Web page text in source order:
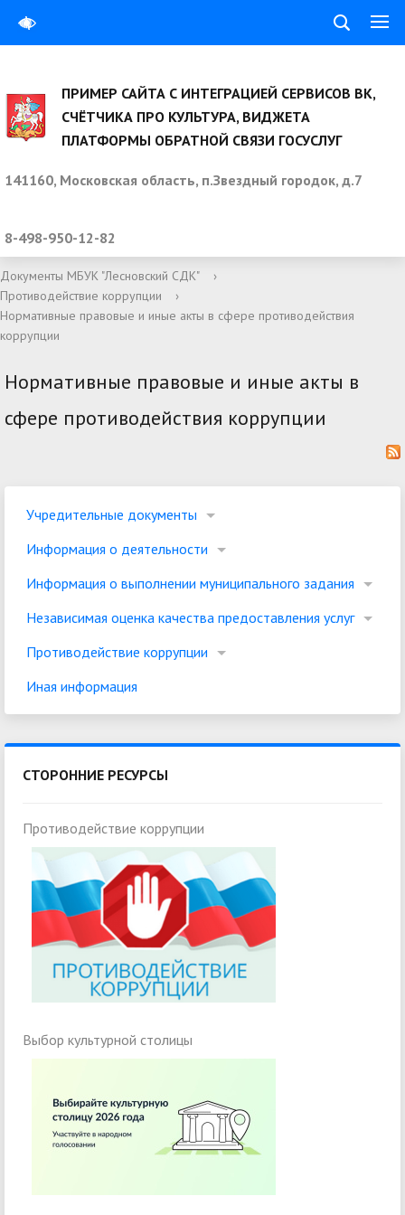
ПРИМЕР САЙТА С ИНТЕГРАЦИЕЙ СЕРВИСОВ ВК,
СЧЁТЧИКА ПРО КУЛЬТУРА, ВИДЖЕТА
ПЛАТФОРМЫ ОБРАТНОЙ СВЯЗИ ГОСУСЛУГ
141160, Московская область, п.Звездный городок, д.7
8-498-950-12-82
Документы МБУК "Лесновский СДК"
›
Противодействие коррупции
›
Нормативные правовые и иные акты в сфере противодействия
коррупции
Нормативные правовые и иные акты в
сфере противодействия коррупции
Учредительные документы
Информация о деятельности
Информация о выполнении муниципального задания
Независимая оценка качества предоставления услуг
Противодействие коррупции
Иная информация
СТОРОННИЕ РЕСУРСЫ
Противодействие коррупции
Выбор культурной столицы